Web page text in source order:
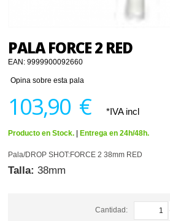
PALA FORCE 2 RED
EAN:9999900092660
Opina sobre esta pala
103,90 € *IVA incl
Producto en Stock. Entrega en 24h/48h.
Pala/DROP SHOT:FORCE 2 38mm RED
Talla: 38mm
Cantidad: